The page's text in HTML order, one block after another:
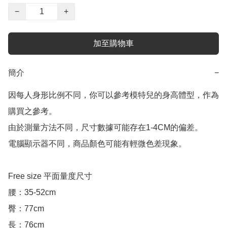
−
+
加至購物車
簡介 −
因每人身形比例不同，你可以參考模特兒的身高體型，作為
購買之參考。
由於測量方法不同，尺寸數據可能存在1-4CM的偏差。
電腦顯示器不同，商品顏色可能有輕微色差現象。
Free size 平面量度尺寸
腰：35-52cm
臀：77cm
長：76cm